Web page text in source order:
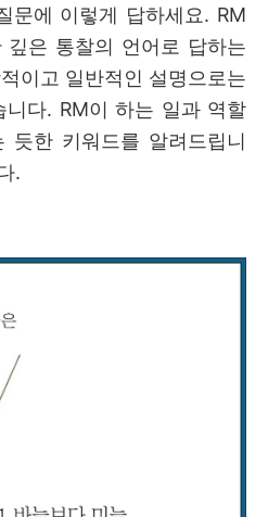
문에 이렇게 답하세요. RM
은 통찰의 언어로 답하는
이고 일반적인 설명으로는
다. RM이 하는 일과 역할
듯한 키워드를 알려드립니
.